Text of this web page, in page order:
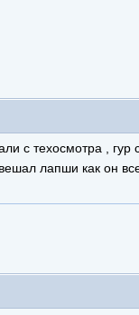
с техосмотра , гур
лапши как он